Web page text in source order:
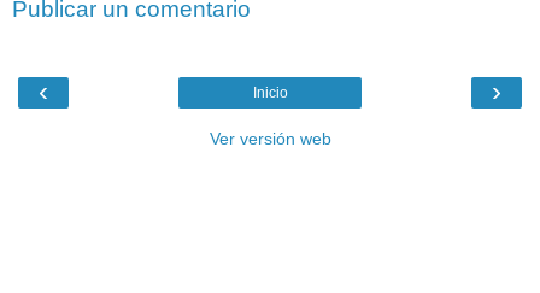
Publicar un comentario
‹ ›
Inicio
Ver versión web